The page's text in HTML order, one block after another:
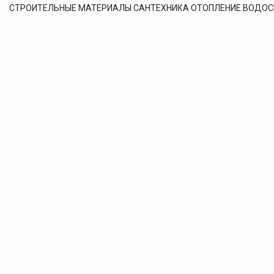
СТРОИТЕЛЬНЫЕ МАТЕРИАЛЫ САНТЕХНИКА ОТОПЛЕНИЕ